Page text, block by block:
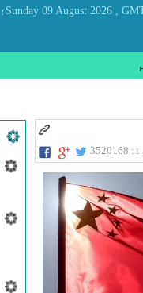
؛ , Sunday 09 August 2026
3520168